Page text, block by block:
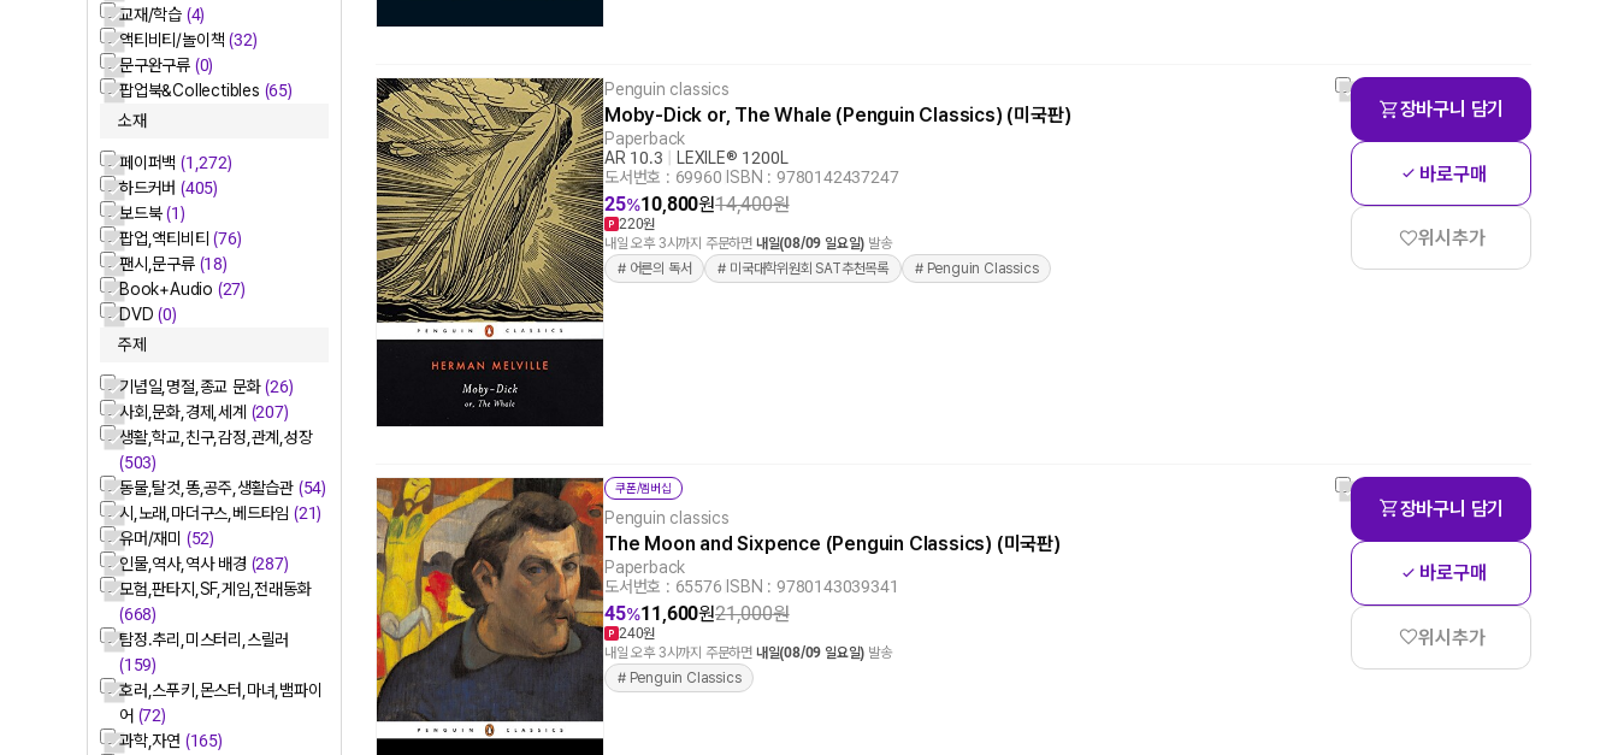
교재/학습 (4)
액티비티/놀이책(32)
문구완구류 (0)
팝업북&Collectibles (65)
소재
페이퍼백 (1,272)
하드커버 (405)
보드북(1)
팝업,액티비티(76)
팬시,문구류 (18)
Book+Audio (27)
DVD(0)
주제
기념일,명절,종교 문화(26)
사회,문화,경제,세계 (207)
생활,학교,친구,감정,관계,성장
(503)
동물,탈것,똥,공주,생활습관 (54)
시,노래,마더구스,베드타임(21)
유머/재미 (52)
인물,역사,역사 배경 (287)
모험,판타지,SF,게임,전래동화
(668)
탐정.추리,미스터리,스릴러
(159)
호러,스푸키,몬스터,마녀,뱀파이
어 (72)
과학,자연 (165)
Penguin classics
Moby-Dick or, The Whale (Penguin Classics) (미국판)
Paperback
AR 10.3
LEXILE® 1200L
도서번호 : 69960 ISBN : 9780142437247
25%10,800원14,400원
220원
내일 오후 3시까지 주문하면 내일(08/09 일요일) 발송
# 어른의 독서
# 미국대학위원회 SAT추천목록 # Penguin Classics
장바구니 담기
바로구매
위시추가
쿠폰/멤버십
Penguin classics
The Moon and Sixpence (Penguin Classics) (미국판)
Paperback
도서번호 : 65576 ISBN : 9780143039341
45%11,600원21,000원
240원
내일 오후 3시까지 주문하면 내일(08/09 일요일) 발송
# Penguin Classics
장바구니 담기
바로구매
위시추가